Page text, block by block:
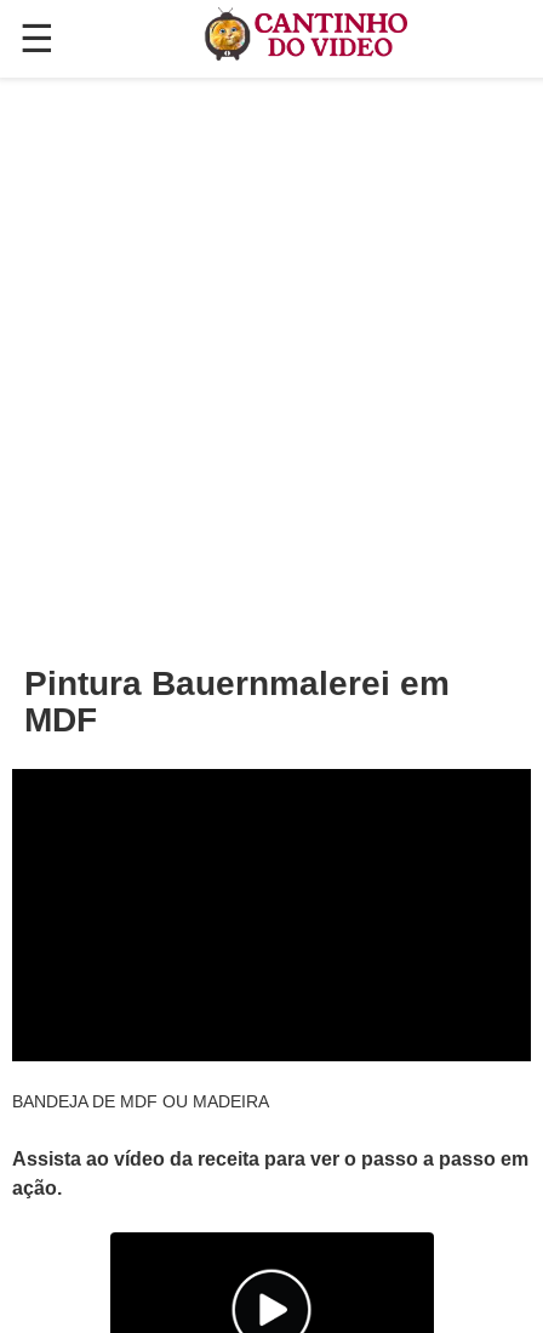
☰
✕
Pintura Bauernmalerei em
MDF
BANDEJA DE MDF OU MADEIRA
Assista ao vídeo da receita para ver o passo a passo em
ação.